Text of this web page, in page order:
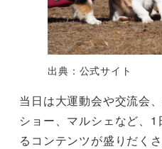
出典：公式サイト
当日は大運動会や交流会
ショー、マルシェなど、
るコンテンツが盛りだく